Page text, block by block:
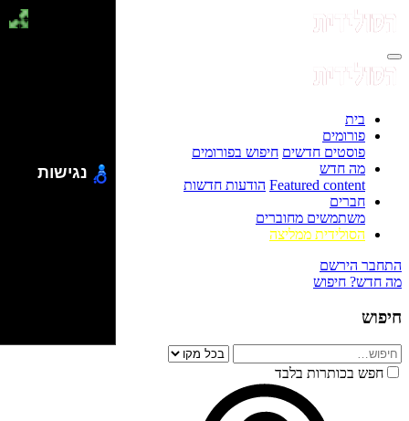
בית
פורומים
פוסטים חדשים חיפוש בפורומים
מה חדש
Featured content הודעות חדשות
חברים
משתמשים מחוברים
הסולידית ממליצה
התחבר הירשם
מה חדש? חיפוש
חיפוש
חפש בכותרות בלבד
נגישות